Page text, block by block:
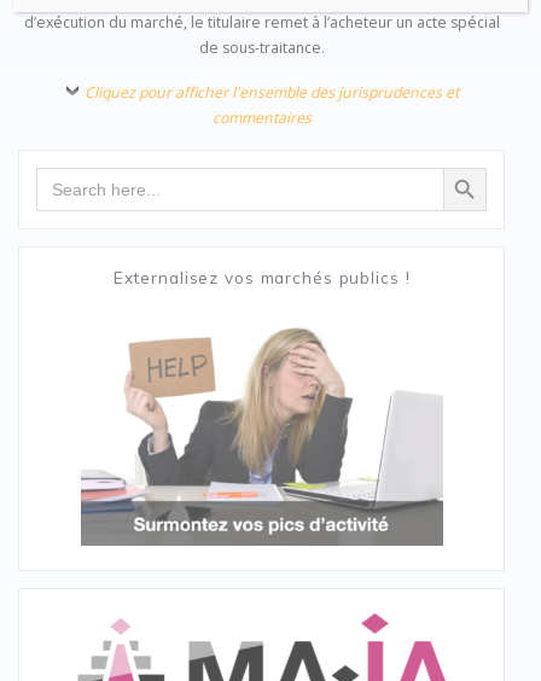
d’exécution du marché, le titulaire remet à l’acheteur un acte spécial
de sous-traitance.
Cliquez pour afficher l'ensemble des jurisprudences et
commentaires
Search Search Button
Externalisez vos marchés publics !